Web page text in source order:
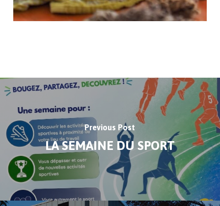
Previous Post
LA SEMAINE DU SPORT